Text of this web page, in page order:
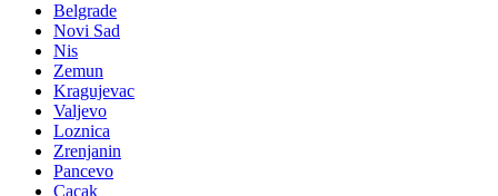
Belgrade
Novi Sad
Nis
Zemun
Kragujevac
Valjevo
Loznica
Zrenjanin
Pancevo
Cacak